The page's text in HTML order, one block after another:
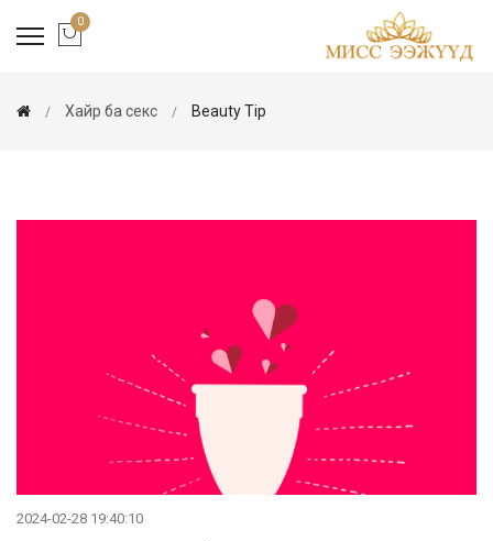
0
Хайр ба секс Beauty Tip
2024-02-28 19:40:10